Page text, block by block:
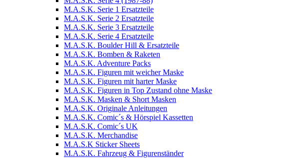
M.A.S.K. Serie 1 Ersatzteile
M.A.S.K. Serie 2 Ersatzteile
M.A.S.K. Serie 3 Ersatzteile
M.A.S.K. Serie 4 Ersatzteile
M.A.S.K. Boulder Hill & Ersatzteile
M.A.S.K. Bomben & Raketen
M.A.S.K. Adventure Packs
M.A.S.K. Figuren mit weicher Maske
M.A.S.K. Figuren mit harter Maske
M.A.S.K. Figuren in Top Zustand ohne Maske
M.A.S.K. Masken & Short Masken
M.A.S.K. Originale Anleitungen
M.A.S.K. Comic´s & Hörspiel Kassetten
M.A.S.K. Comic´s UK
M.A.S.K. Merchandise
M.A.S.K Sticker Sheets
M.A.S.K. Fahrzeug & Figurenständer